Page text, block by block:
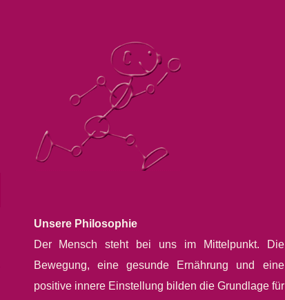
Unsere Philosophie
Der Mensch steht bei uns im Mittelpunkt. Die
Bewegung, eine gesunde Ernährung und eine
positive innere Einstellung bilden die Grundlage für